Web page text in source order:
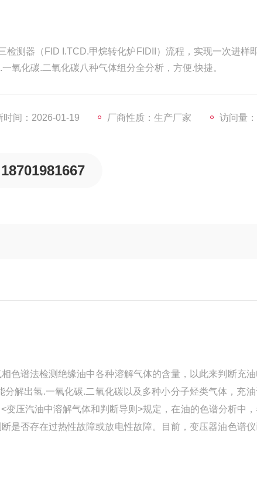
检测器（FID I.TCD.甲烷转化炉FIDII）流程，实现一次进样
氧化碳.二氧化碳八种气体组分全分析，方便.快捷。
时间：2026-01-19 厂商性质：生产厂家 访问量
18701981667
谱法检测绝缘油中各种溶解气体的含量，以此来判断充
解出氢.一氧化碳.二氧化碳以及多种小分子烃类气体，充
压汽油中溶解气体和判断导则>规定，在油的色谱分析中
是否存在过热性故障或放电性故障。目前，变压器油色谱